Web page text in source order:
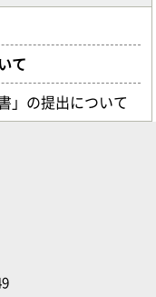
て
」の提出について